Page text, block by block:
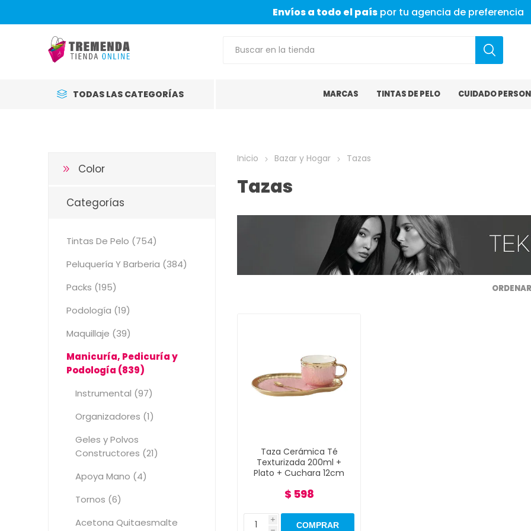
Envíos a todo el país por tu agencia de preferencia
TODAS LAS CATEGORÍAS MARCAS TINTAS DE PELO CUIDADO
Inicio Bazar y Hogar Tazas
Tazas
Taza Cerámica Té
Texturizada 200ml +
Plato + Cuchara 12cm
$ 598
i
h
Color
Categorías
Tintas De Pelo (754)
Peluquería Y Barberia (384)
Packs (195)
Podología (19)
Maquillaje (39)
Manicuría, Pedicuría y
Podología (839)
Instrumental (97)
Organizadores (1)
Geles y Polvos
Constructores (21)
Apoya Mano (4)
Tornos (6)
Acetona Quitaesmalte